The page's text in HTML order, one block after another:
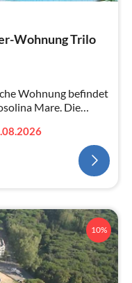
Wohnung Trilo
Wohnung befindet
Mare. Die
bietet daher viel
10%